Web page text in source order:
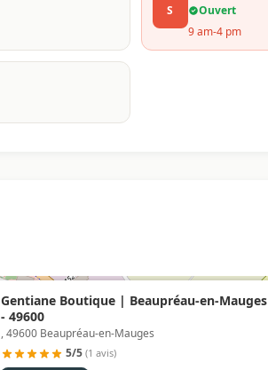
S
Ouvert
9 am-4 pm
Gentiane Boutique | Beaupréau-en-Mauges
- 49600
, 49600 Beaupréau-en-Mauges
5/5 (1 avis)